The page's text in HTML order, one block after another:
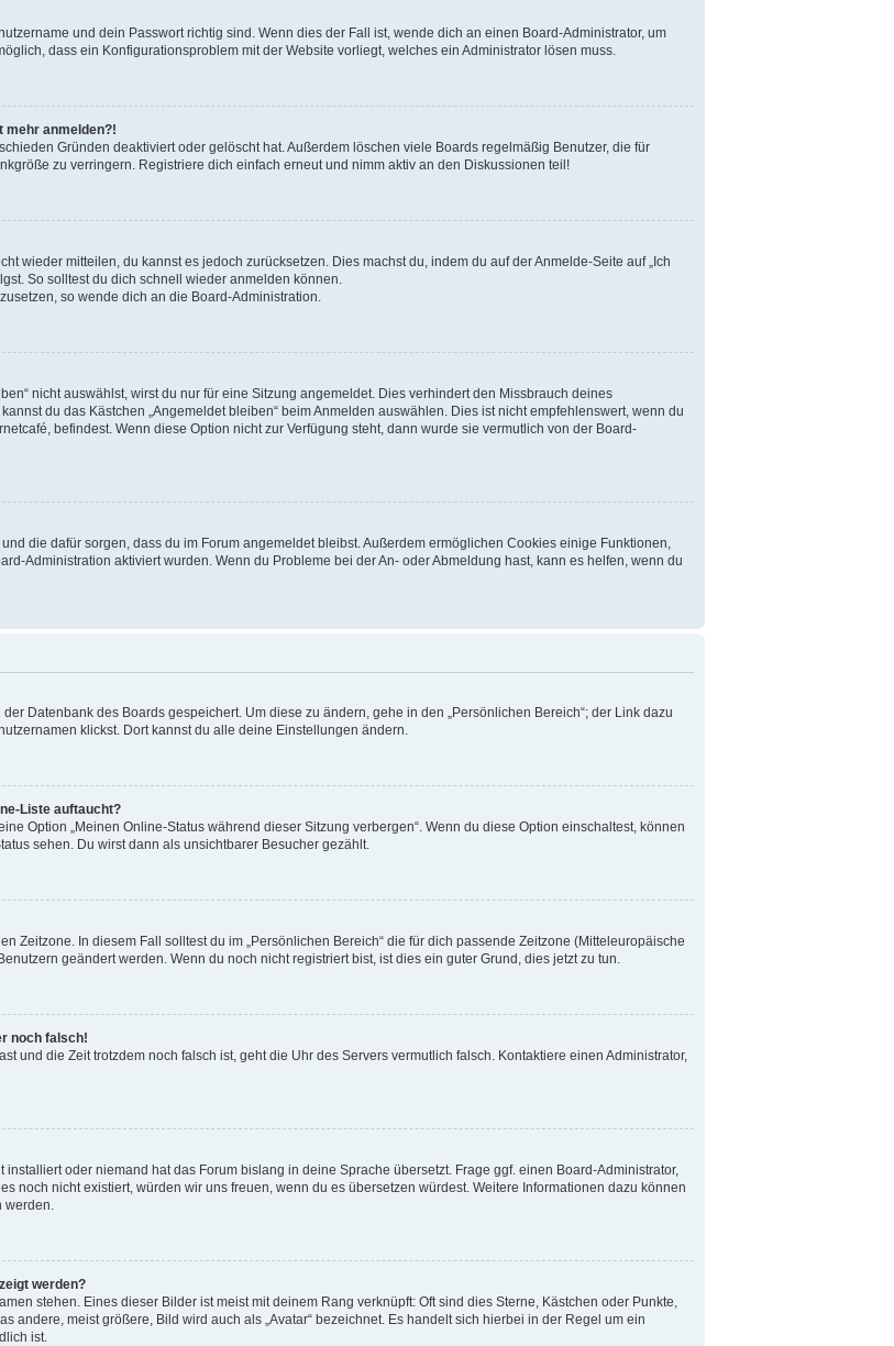
und dein Passwort richtig sind. Wenn dies der Fall ist, wende dich an einen Board-Administrator, um
dass ein Konfigurationsproblem mit der Website vorliegt, welches ein Administrator lösen muss.
mehr anmelden?!
Gründen deaktiviert oder gelöscht hat. Außerdem löschen viele Boards regelmäßig Benutzer, die für
zu verringern. Registriere dich einfach erneut und nimm aktiv an den Diskussionen teil!
wieder mitteilen, du kannst es jedoch zurücksetzen. Dies machst du, indem du auf der Anmelde-Seite auf „Ich
So solltest du dich schnell wieder anmelden können.
so wende dich an die Board-Administration.
nicht auswählst, wirst du nur für eine Sitzung angemeldet. Dies verhindert den Missbrauch deines
du das Kästchen „Angemeldet bleiben“ beim Anmelden auswählen. Dies ist nicht empfehlenswert, wenn du
befindest. Wenn diese Option nicht zur Verfügung steht, dann wurde sie vermutlich von der Board-
die dafür sorgen, dass du im Forum angemeldet bleibst. Außerdem ermöglichen Cookies einige Funktionen,
Administration aktiviert wurden. Wenn du Probleme bei der An- oder Abmeldung hast, kann es helfen, wenn du
Datenbank des Boards gespeichert. Um diese zu ändern, gehe in den „Persönlichen Bereich“; der Link dazu
klickst. Dort kannst du alle deine Einstellungen ändern.
Liste auftaucht?
Option „Meinen Online-Status während dieser Sitzung verbergen“. Wenn du diese Option einschaltest, können
sehen. Du wirst dann als unsichtbarer Besucher gezählt.
Zeitzone. In diesem Fall solltest du im „Persönlichen Bereich“ die für dich passende Zeitzone (Mitteleuropäische
geändert werden. Wenn du noch nicht registriert bist, ist dies ein guter Grund, dies jetzt zu tun.
noch falsch!
und die Zeit trotzdem noch falsch ist, geht die Uhr des Servers vermutlich falsch. Kontaktiere einen Administrator,
oder niemand hat das Forum bislang in deine Sprache übersetzt. Frage ggf. einen Board-Administrator,
noch nicht existiert, würden wir uns freuen, wenn du es übersetzen würdest. Weitere Informationen dazu können
werden?
stehen. Eines dieser Bilder ist meist mit deinem Rang verknüpft: Oft sind dies Sterne, Kästchen oder Punkte,
andere, meist größere, Bild wird auch als „Avatar“ bezeichnet. Es handelt sich hierbei in der Regel um ein
ist.